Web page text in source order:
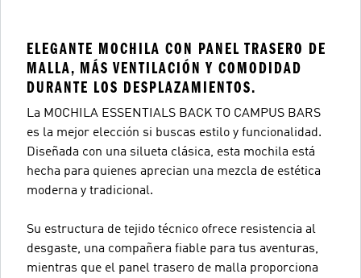
ELEGANTE MOCHILA CON PANEL TRASERO DE
MALLA, MÁS VENTILACIÓN Y COMODIDAD
DURANTE LOS DESPLAZAMIENTOS.
La MOCHILA ESSENTIALS BACK TO CAMPUS BARS
es la mejor elección si buscas estilo y funcionalidad.
Diseñada con una silueta clásica, esta mochila está
hecha para quienes aprecian una mezcla de estética
moderna y tradicional.
Su estructura de tejido técnico ofrece resistencia al
desgaste, una compañera fiable para tus aventuras,
mientras que el panel trasero de malla proporciona